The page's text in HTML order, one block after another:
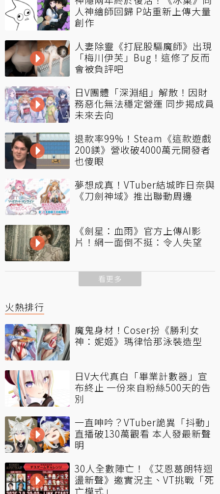
人神繪師回歸 P站重新上傳大量
創作
人妻除靈《打屁股驅魔師》出現
「梅川伊芙」Bug！這修了反而
會被負評吧
日V團體「深淵組」解散！因財
務惡化無法穩定營運 同步揭成員
未來去向
退款率99%！Steam《這款遊戲
200鎂》營收破4000萬元開發者
也傻眼
夢想成真！VTuber結城昨日奈與
《刀劍神域》推出聯動周邊
《劍星：血雨》官方上傳AI影
片！網一面倒不挺：令人失望
看更多
火熱排行
魔鬼身材！Coser扮《勝利女
神：妮姬》瑪律恰那泳裝造型
日V大代真白「畢業計數器」宣
布終止 一份來自粉絲500天的告
別
一直呻吟？VTuber詭異「抖動」
直播破130萬觀看 本人發最新聲
明
30人全數陣亡！《艾恩葛朗特迴
盪新聲》邀實況主、VT挑戰「死
亡模式」